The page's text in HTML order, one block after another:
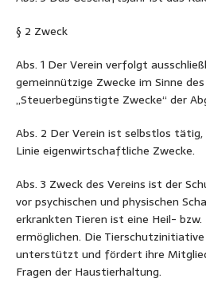
§ 2 Zweck
Abs. 1 Der Verein verfolgt
gemeinnützige Zwecke im Sinne
„Steuerbegünstigte Zwecke“ der
Abs. 2 Der Verein ist selbstlos
Linie eigenwirtschaftliche Zwecke.
Abs. 3 Zweck des Vereins ist der
vor psychischen und physischen
erkrankten Tieren ist eine Heil-
ermöglichen. Die Tierschutzinitiative
unterstützt und fördert ihre
Fragen der Haustierhaltung.